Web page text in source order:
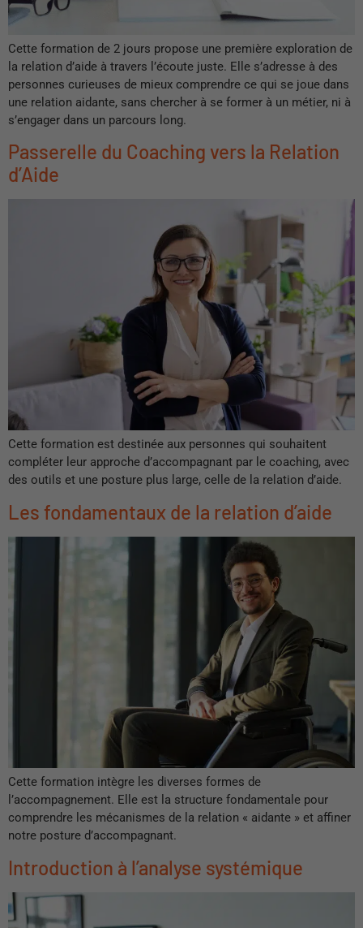
Cette formation de 2 jours propose une première exploration de
la relation d’aide à travers l’écoute juste. Elle s’adresse à des
personnes curieuses de mieux comprendre ce qui se joue dans
une relation aidante, sans chercher à se former à un métier, ni à
s’engager dans un parcours long.
Passerelle du Coaching vers la Relation
d’Aide
Cette formation est destinée aux personnes qui souhaitent
compléter leur approche d’accompagnant par le coaching, avec
des outils et une posture plus large, celle de la relation d’aide.
Les fondamentaux de la relation d’aide
Cette formation intègre les diverses formes de
l’accompagnement. Elle est la structure fondamentale pour
comprendre les mécanismes de la relation « aidante » et affiner
notre posture d’accompagnant.
Introduction à l’analyse systémique